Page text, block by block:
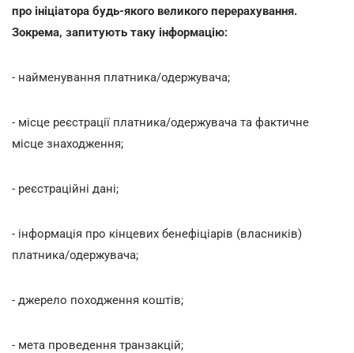
про ініціатора будь-якого великого перерахування.
Зокрема, запитують таку інформацію:
- найменування платника/одержувача;
- місце реєстрації платника/одержувача та фактичне
місце знаходження;
- реєстраційні дані;
- інформація про кінцевих бенефіціарів (власників)
платника/одержувача;
- джерело походження коштів;
- мета проведення транзакцій;